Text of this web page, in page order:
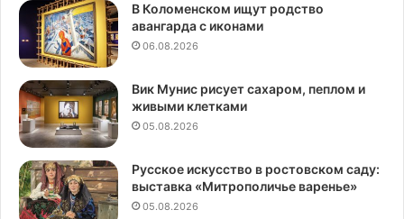
В Коломенском ищут родство
авангарда с иконами
06.08.2026
Вик Мунис рисует сахаром, пеплом и
живыми клетками
05.08.2026
Русское искусство в ростовском саду:
выставка «Митрополичье варенье»
05.08.2026